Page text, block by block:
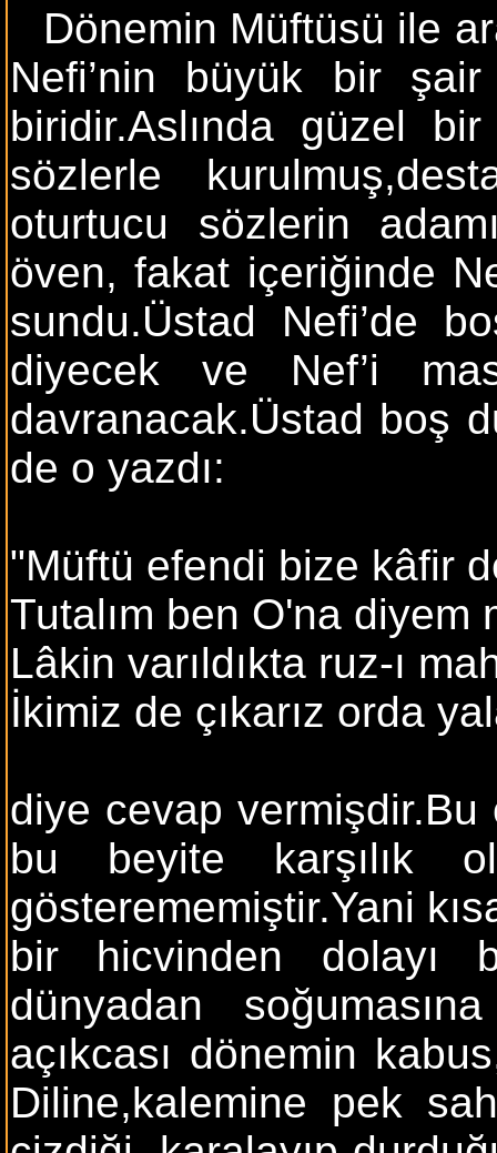
Dönemin Müftüsü ile
Nefi’nin büyük bir şair
biridir.Aslında güzel
sözlerle
oturtucu sözlerin
öven, fakat içeriğinde
sundu.Üstad Nefi’de
diyecek ve Nef’i
davranacak.Üstad boş
de o yazdı:
"Müftü efendi bize kâfir
Tutalım ben O'na diyem
Lâkin varıldıkta ruz-ı
İkimiz de çıkarız orda
diye cevap
bu beyite karşılık
gösterememiştir.Yani
bir hicvinden dolayı
dünyadan
açıkcası dönemin
Diline,kalemine pek